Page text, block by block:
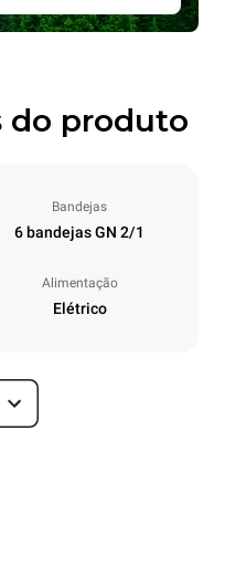
do produto
Bandejas
6 bandejas GN 2/1
Alimentação
Elétrico